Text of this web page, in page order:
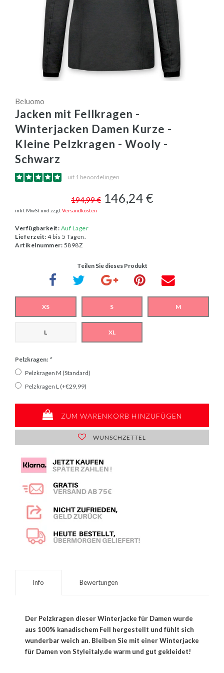
Beluomo
Jacken mit Fellkragen -
Winterjacken Damen Kurze -
Kleine Pelzkragen - Wooly -
Schwarz
uit 1 beoordelingen
194,99 € 146,24 €
inkl. MwSt und zzgl. Versandkosten
Verfügbarkeit: Auf Lager
Lieferzeit: 4 bis 5 Tagen.
Artikelnummer: 5898Z
Teilen Sie dieses Produkt
XS S M
L XL
Pelzkragen: *
Pelzkragen M (Standard)
Pelzkragen L (+€29,99)
ZUM WARENKORB HINZUFÜGEN
WUNSCHZETTEL
Info Bewertungen
Der Pelzkragen dieser Winterjacke für Damen wurde
aus 100% kanadischem Fell hergestellt und fühlt sich
wunderbar weich an. Bleiben Sie mit einer Winterjacke
für Damen von Styleitaly.de warm und gut gekleidet!